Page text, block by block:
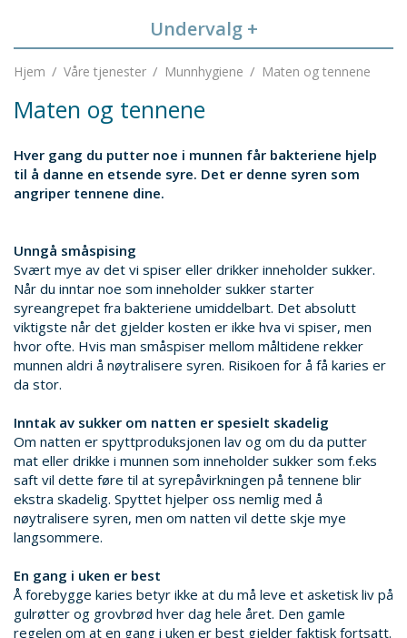
Undervalg +
Hjem / Våre tjenester / Munnhygiene / Maten og tennene
Maten og tennene
Hver gang du putter noe i munnen får bakteriene hjelp
til å danne en etsende syre. Det er denne syren som
angriper tennene dine.
Unngå småspising
Svært mye av det vi spiser eller drikker inneholder sukker.
Når du inntar noe som inneholder sukker starter
syreangrepet fra bakteriene umiddelbart. Det absolutt
viktigste når det gjelder kosten er ikke hva vi spiser, men
hvor ofte. Hvis man småspiser mellom måltidene rekker
munnen aldri å nøytralisere syren. Risikoen for å få karies er
da stor.
Inntak av sukker om natten er spesielt skadelig
Om natten er spyttproduksjonen lav og om du da putter
mat eller drikke i munnen som inneholder sukker som f.eks
saft vil dette føre til at syrepåvirkningen på tennene blir
ekstra skadelig. Spyttet hjelper oss nemlig med å
nøytralisere syren, men om natten vil dette skje mye
langsommere.
En gang i uken er best
Å forebygge karies betyr ikke at du må leve et asketisk liv på
gulrøtter og grovbrød hver dag hele året. Den gamle
regelen om at en gang i uken er best gjelder faktisk fortsatt.